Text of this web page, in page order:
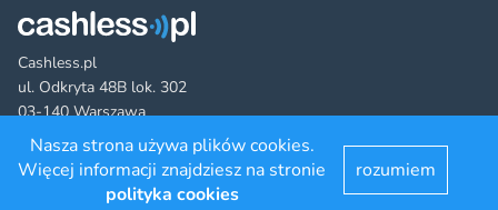
Cashless.pl
ul. Odkryta 48B lok. 302
03-140 Warszawa
FacebookTwitter YouTubeLinkedInRSS
©2022 cashless.pl. All rights reserved.
Nasza strona używa plików cookies.
Więcej informacji znajdziesz na stronie
polityka cookies
rozumiem